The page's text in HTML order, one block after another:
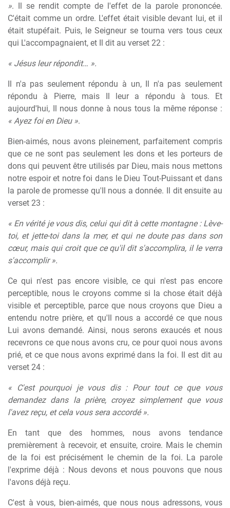
». Il se rendit compte de l'effet de la parole prononcée.
C'était comme un ordre. L'effet était visible devant lui, et il
était stupéfait. Puis, le Seigneur se tourna vers tous ceux
qui L'accompagnaient, et Il dit au verset 22 :
« Jésus leur répondit… ».
Il n'a pas seulement répondu à un, Il n'a pas seulement
répondu à Pierre, mais Il leur a répondu à tous. Et
aujourd'hui, Il nous donne à nous tous la même réponse :
« Ayez foi en Dieu ».
Bien-aimés, nous avons pleinement, parfaitement compris
que ce ne sont pas seulement les dons et les porteurs de
dons qui peuvent être utilisés par Dieu, mais nous mettons
notre espoir et notre foi dans le Dieu Tout-Puissant et dans
la parole de promesse qu'Il nous a donnée. Il dit ensuite au
verset 23 :
« En vérité je vous dis, celui qui dit à cette montagne : Lève-
toi, et jette-toi dans la mer, et qui ne doute pas dans son
cœur, mais qui croit que ce qu'il dit s'accomplira, il le verra
s'accomplir ».
Ce qui n'est pas encore visible, ce qui n'est pas encore
perceptible, nous le croyons comme si la chose était déjà
visible et perceptible, parce que nous croyons que Dieu a
entendu notre prière, et qu'Il nous a accordé ce que nous
Lui avons demandé. Ainsi, nous serons exaucés et nous
recevrons ce que nous avons cru, ce pour quoi nous avons
prié, et ce que nous avons exprimé dans la foi. Il est dit au
verset 24 :
« C'est pourquoi je vous dis : Pour tout ce que vous
demandez dans la prière, croyez simplement que vous
l'avez reçu, et cela vous sera accordé ».
En tant que des hommes, nous avons tendance
premièrement à recevoir, et ensuite, croire. Mais le chemin
de la foi est précisément le chemin de la foi. La parole
l'exprime déjà : Nous devons et nous pouvons que nous
l'avons déjà reçu.
C'est à vous, bien-aimés, que nous nous adressons, vous